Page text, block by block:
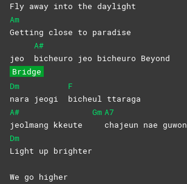
Fly away into the daylight
Am
Getting close to paradise
jeo
A#
bicheuro jeo bicheuro Beyond
Bridge
Dm
nara jeogi
F
bicheul ttaraga
A#
jeolmang kkeute
Gm A7
chajeun nae guwon
Dm
Light up brighter
We go higher